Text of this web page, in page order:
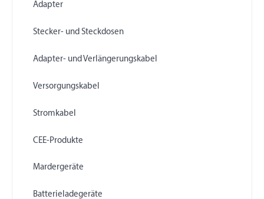
Adapter
Stecker- und Steckdosen
Adapter- und Verlängerungskabel
Versorgungskabel
Stromkabel
CEE-Produkte
Mardergeräte
Batterieladegeräte